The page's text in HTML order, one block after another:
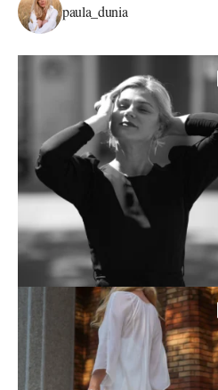
paula_dunia